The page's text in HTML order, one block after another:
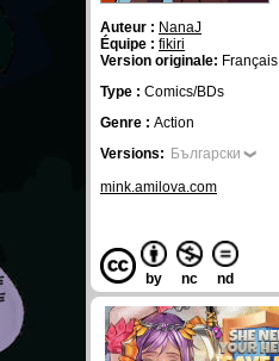
Auteur : NanaJ
Équipe : fikiri
Version originale: Français
Type : Comics/BDs
Genre : Action
Versions: Български
mink.amilova.com
by nc nd